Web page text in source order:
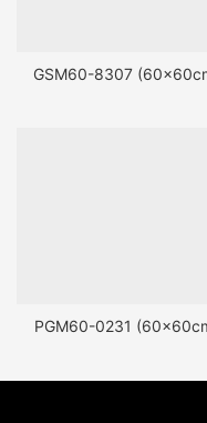
GSM60-8307
PGM60-0231